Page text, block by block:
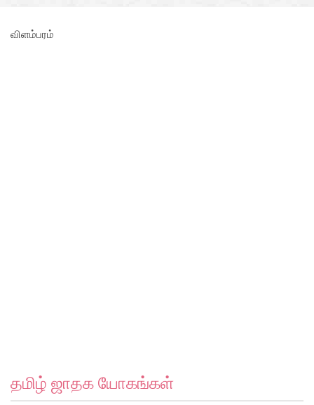
விளம்பரம்
தமிழ் ஜாதக யோகங்கள்